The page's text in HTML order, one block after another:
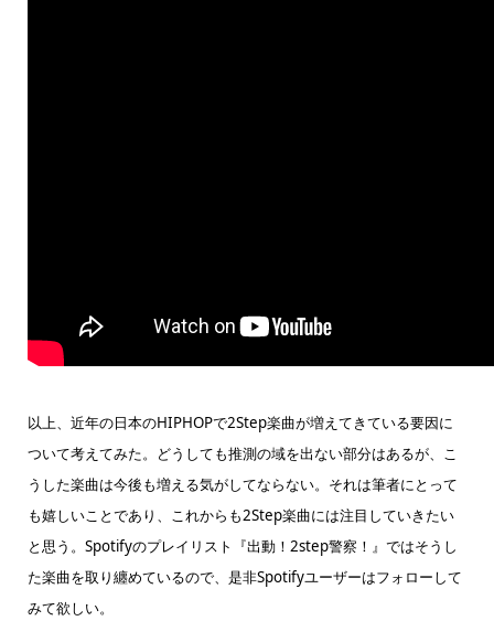
以上、近年の日本のHIPHOPで2Step楽曲が増えてきている要因に
ついて考えてみた。どうしても推測の域を出ない部分はあるが、こ
うした楽曲は今後も増える気がしてならない。それは筆者にとって
も嬉しいことであり、これからも2Step楽曲には注目していきたい
と思う。Spotifyのプレイリスト『出動！2step警察！』ではそうし
た楽曲を取り纏めているので、是非Spotifyユーザーはフォローして
みて欲しい。